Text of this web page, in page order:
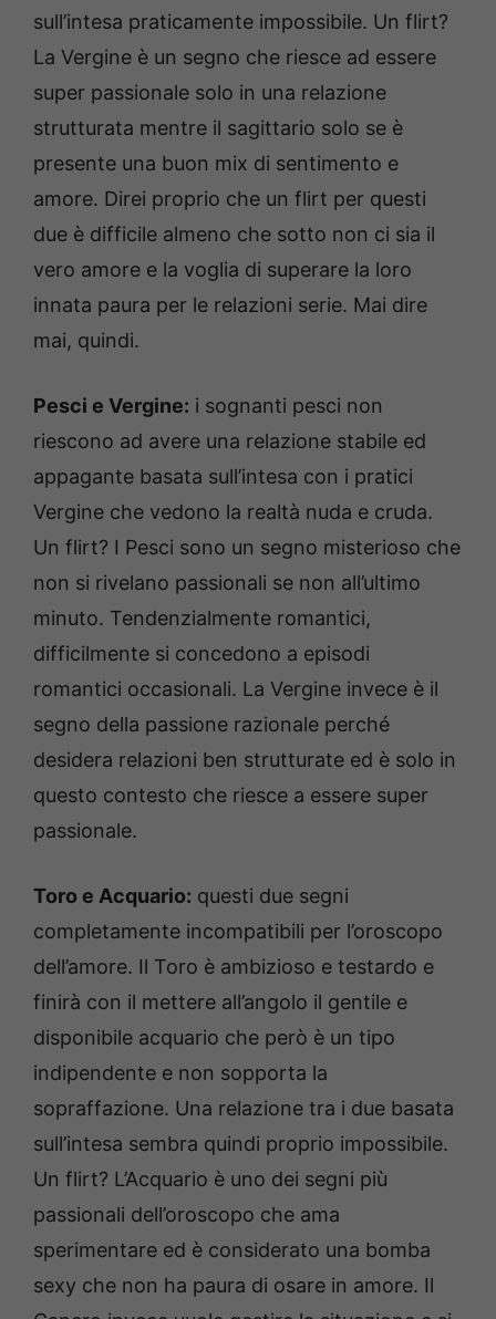
sull’intesa praticamente impossibile. Un flirt?
La Vergine è un segno che riesce ad essere
super passionale solo in una relazione
strutturata mentre il sagittario solo se è
presente una buon mix di sentimento e
amore. Direi proprio che un flirt per questi
due è difficile almeno che sotto non ci sia il
vero amore e la voglia di superare la loro
innata paura per le relazioni serie. Mai dire
mai, quindi.
Pesci e Vergine: i sognanti pesci non
riescono ad avere una relazione stabile ed
appagante basata sull’intesa con i pratici
Vergine che vedono la realtà nuda e cruda.
Un flirt? I Pesci sono un segno misterioso che
non si rivelano passionali se non all’ultimo
minuto. Tendenzialmente romantici,
difficilmente si concedono a episodi
romantici occasionali. La Vergine invece è il
segno della passione razionale perché
desidera relazioni ben strutturate ed è solo in
questo contesto che riesce a essere super
passionale.
Toro e Acquario: questi due segni
completamente incompatibili per l’oroscopo
dell’amore. Il Toro è ambizioso e testardo e
finirà con il mettere all’angolo il gentile e
disponibile acquario che però è un tipo
indipendente e non sopporta la
sopraffazione. Una relazione tra i due basata
sull’intesa sembra quindi proprio impossibile.
Un flirt? L’Acquario è uno dei segni più
passionali dell’oroscopo che ama
sperimentare ed è considerato una bomba
sexy che non ha paura di osare in amore. Il